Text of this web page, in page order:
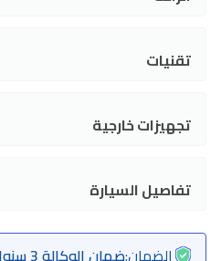
تقنيات
تجهيزات خارجية
تفاصيل السيارة
الضمان:ضمان الوكالة 3 سنوات 100000 كم